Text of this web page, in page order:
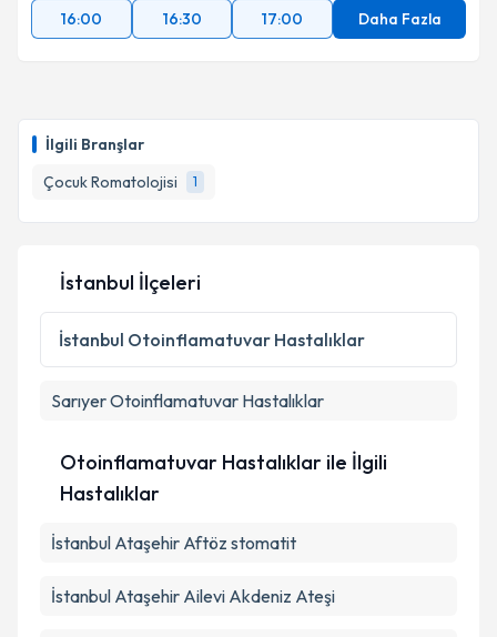
İlgili Branşlar
Çocuk Romatolojisi
1
16:00
16:30 17:00 Daha Fazla
İstanbul İlçeleri
İstanbul Otoinflamatuvar Hastalıklar
SarıyerOtoinflamatuvar Hastalıklar
Otoinflamatuvar Hastalıklar ile İlgili
Hastalıklar
İstanbul Ataşehir Aftöz stomatit
İstanbul Ataşehir Ailevi Akdeniz Ateşi